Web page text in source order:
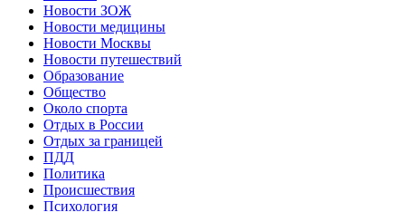
Новости ЗОЖ
Новости медицины
Новости Москвы
Новости путешествий
Образование
Общество
Около спорта
Отдых в России
Отдых за границей
ПДД
Политика
Происшествия
Психология